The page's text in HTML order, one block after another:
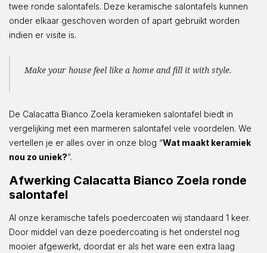
twee ronde salontafels. Deze keramische salontafels kunnen
onder elkaar geschoven worden of apart gebruikt worden
indien er visite is.
Make your house feel like a home and fill it with style.
De Calacatta Bianco Zoela keramieken salontafel biedt in
vergelijking met een marmeren salontafel vele voordelen. We
vertellen je er alles over in onze blog “Wat maakt keramiek
nou zo uniek?”.
Afwerking Calacatta Bianco Zoela ronde
salontafel
Al onze keramische tafels poedercoaten wij standaard 1 keer.
Door middel van deze poedercoating is het onderstel nog
mooier afgewerkt, doordat er als het ware een extra laag